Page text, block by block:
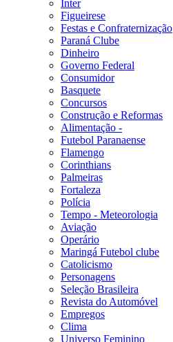
Inter
Figueirese
Festas e Confraternização
Paraná Clube
Dinheiro
Governo Federal
Consumidor
Basquete
Concursos
Construção e Reformas
Alimentação -
Futebol Paranaense
Flamengo
Corinthians
Palmeiras
Fortaleza
Polícia
Tempo - Meteorologia
Aviação
Operário
Maringá Futebol clube
Catolicismo
Personagens
Seleção Brasileira
Revista do Automóvel
Empregos
Clima
Universo Feminino